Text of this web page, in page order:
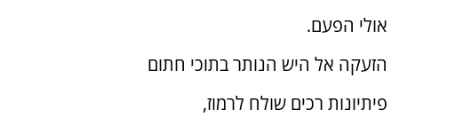
אולי הפעם.
הזעקה אל היש הנותר בתוכי חתום
פיתיונות רכים שולח לרמוז,